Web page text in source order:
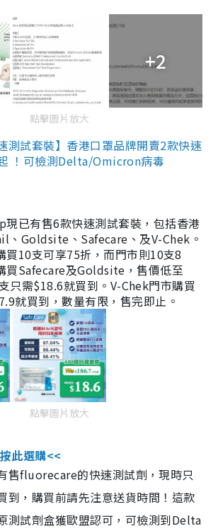
+2
點擊圖片放大
測試套裝】香港口罩品牌開賣2款快速
！可檢測Delta/Omicron病毒
現已有售6款快速測試套裝，包括香港
、Goldsite、Safecare、及V-Chek。
買10支可享75折，而門市則10支8
買Safecare及Goldsite，售價低至
只需$18.6就買到。V-Chek門市購買
就買到，數量有限，售完即止。
點擊圖片放大
此選購<<
售fluorecare的快速測試劑，現時只
到，購買前請先注意送貨時間！這款
測試劑盒獲歐盟認可，可檢測到Delta